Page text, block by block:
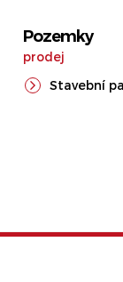
Pozemky
prodej
Stavební